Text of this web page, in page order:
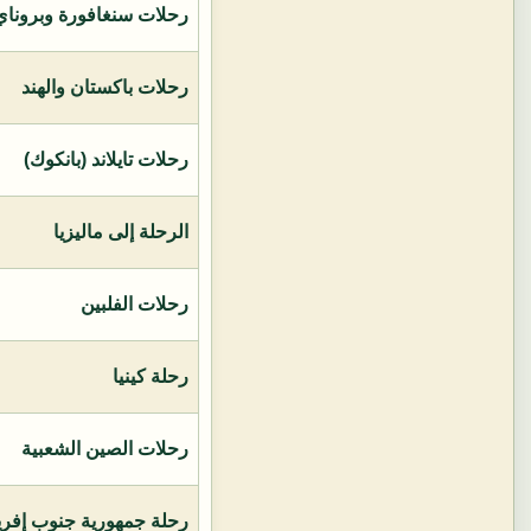
رحلات سنغافورة
رحلات باكستان والهند
رحلات تايلاند (بانكوك)
الرحلة إلى ماليزيا
رحلات الفلبين
رحلة كينيا
رحلات الصين الشعبية
رحلة جمهورية جنوب